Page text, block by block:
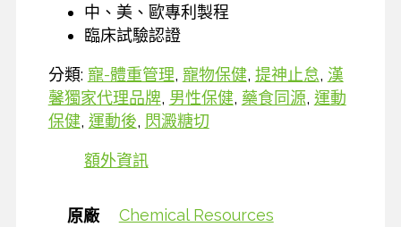
中、美、歐專利製程
臨床試驗認證
分類: 寵-體重管理, 寵物保健, 提神止怠, 漢
馨獨家代理品牌, 男性保健, 藥食同源, 運動
保健, 運動後, 閃澱糖切
額外資訊
原廠 Chemical Resources